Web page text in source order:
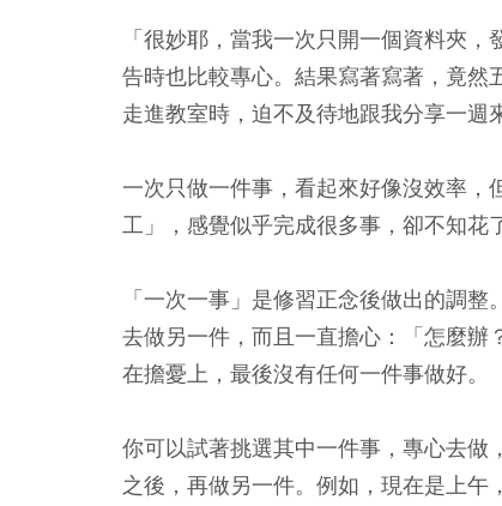
「很妙耶，當我一次只開一個資料夾
告時也比較專心。結果寫著寫著，竟然
走進教室時，迫不及待地跟我分享一週
一次只做一件事，看起來好像沒效率
工」，感覺似乎完成很多事，卻不知花
「一次一事」是修習正念後做出的調
去做另一件，而且一直擔心：「怎麼
在擔憂上，最後沒有任何一件事做好。
你可以試著挑選其中一件事，專心去
之後，再做另一件。例如，現在是上